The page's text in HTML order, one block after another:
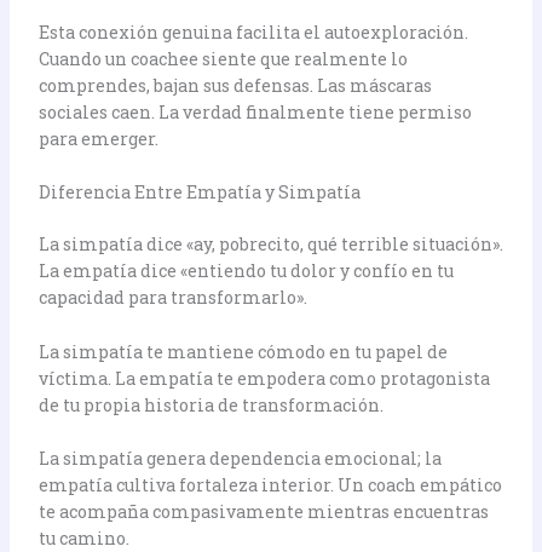
Esta conexión genuina facilita el autoexploración.
Cuando un coachee siente que realmente lo
comprendes, bajan sus defensas. Las máscaras
sociales caen. La verdad finalmente tiene permiso
para emerger.
Diferencia Entre Empatía y Simpatía
La simpatía dice «ay, pobrecito, qué terrible situación».
La empatía dice «entiendo tu dolor y confío en tu
capacidad para transformarlo».
La simpatía te mantiene cómodo en tu papel de
víctima. La empatía te empodera como protagonista
de tu propia historia de transformación.
La simpatía genera dependencia emocional; la
empatía cultiva fortaleza interior. Un coach empático
te acompaña compasivamente mientras encuentras
tu camino.